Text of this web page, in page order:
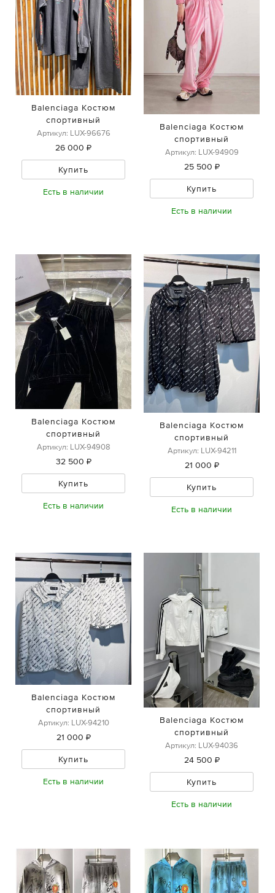
Balenciaga Костюм
спортивный
Артикул: LUX-96676
26 000 ₽
Купить
Есть в наличии
Balenciaga Костюм
спортивный
Артикул: LUX-94909
25 500 ₽
Купить
Есть в наличии
Balenciaga Костюм
спортивный
Артикул: LUX-94908
32 500 ₽
Купить
Есть в наличии
Balenciaga Костюм
спортивный
Артикул: LUX-94211
21 000 ₽
Купить
Есть в наличии
Balenciaga Костюм
спортивный
Артикул: LUX-94210
21 000 ₽
Купить
Есть в наличии
Balenciaga Костюм
спортивный
Артикул: LUX-94036
24 500 ₽
Купить
Есть в наличии